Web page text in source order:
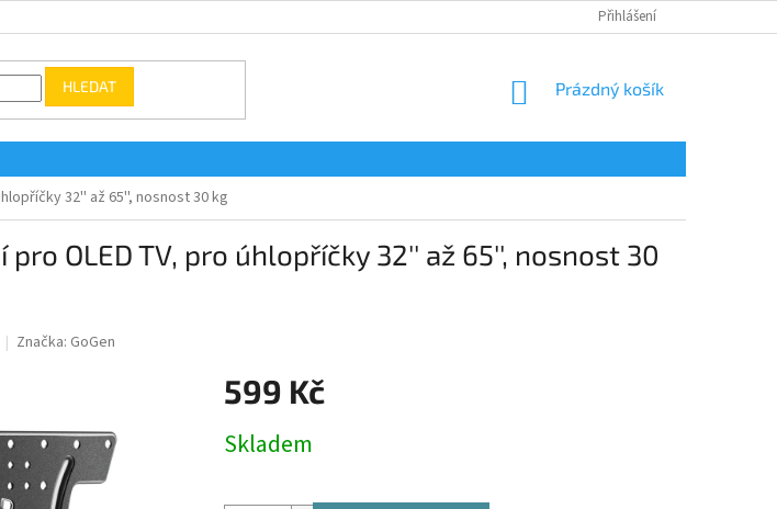
Přihlášení
HLEDAT
NÁKUPNÍ
Prázdný košík
32'' až 65'', nosnost 30 kg
pro OLED TV, pro úhlopříčky 32'' až 65'', nosnost 30
Značka: GoGen
599 Kč
cena:
Skladem